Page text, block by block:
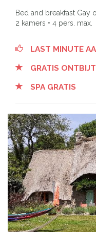
Bed and breakfast Gay
2 kamers • 4 pers. max.
LAST MINUTE
GRATIS ONTBIJT
SPA GRATIS